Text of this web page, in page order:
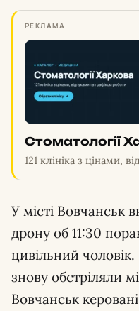
РЕКЛАМА
Стоматології
121 клініка з цінами,
У місті Вовчанськ
дрону об 11:30
цивільний
знову обстріляли
Вовчанськ